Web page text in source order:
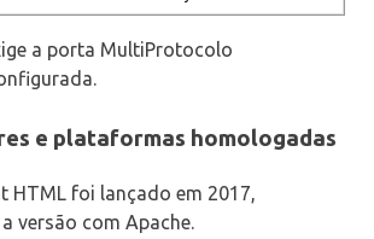
a porta MultiProtocolo
e plataformas homologadas
HTML foi lançado em 2017,
versão com Apache.